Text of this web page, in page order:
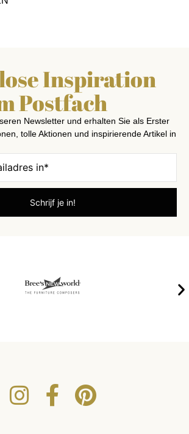
Inspiration
Postfach
Newsletter und erhalten Sie als Erster
tolle Aktionen und inspirierende Artikel in